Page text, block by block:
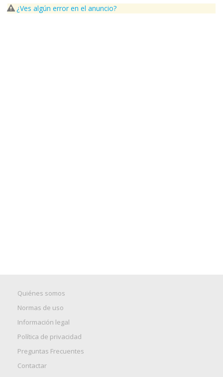
¿Ves algún error en el anuncio?
Quiénes somos
Normas de uso
Información legal
Política de privacidad
Preguntas Frecuentes
Contactar